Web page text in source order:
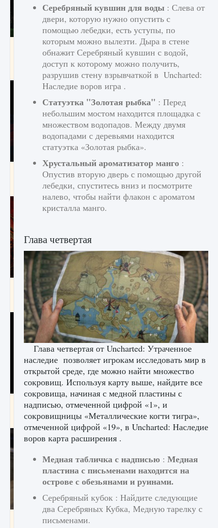
Как исправить ошибку EA FC 25 beta,
которая не работает
9 августа 2024 1 370 0
Как создавать предметы в Creatures of Ava
9 августа 2024 1 266 0 0
Как найти Гробницу Изгоев в Diablo 4
9 августа 2024 1 337 0 0
Как получить Thunder Egg в Stardew Valley
9 августа 2024 1 244 0 0
Как исправить неработающие награды For
Серебряный кувшин для воды : Слева от
двери, которую нужно опустить с
помощью лебедки, есть уступы, по
которым можно вылезти. Дыра в стене
обнажит Серебряный кувшин с водой,
доступ к которому можно получить,
разрушив стену взрывчаткой в ​​ Uncharted:
Наследие воров игра .
Статуэтка "Золотая рыбка" : Перед
небольшим мостом находится площадка с
множеством водопадов. Между двумя
водопадами с деревьями находится
статуэтка «Золотая рыбка».
Хрустальный ароматизатор манго :
Опустив вторую дверь с помощью другой
лебедки, спуститесь вниз и посмотрите
налево, чтобы найти флакон с ароматом
кристалла манго.
Глава четвертая
Глава четвертая от Uncharted: Утраченное
наследие позволяет игрокам исследовать мир в
открытой среде, где можно найти множество
сокровищ. Используя карту выше, найдите все
сокровища, начиная с медной пластины с
надписью, отмеченной цифрой «1», и
сокровищницы «Металлические когти тигра»,
отмеченной цифрой «19», в Uncharted: Наследие
воров карта расширения .
Медная табличка с надписью : Медная
пластина с письменами находится на
острове с обезьянами и руинами.
Серебряный кубок : Найдите следующие
два Серебряных Кубка, Медную тарелку с
письменами.